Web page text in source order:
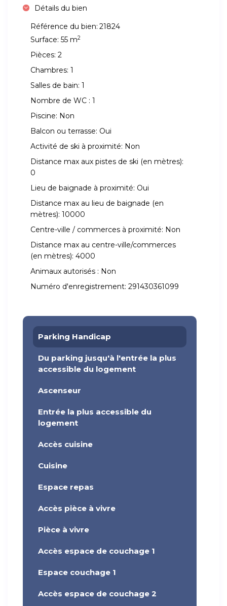
Détails du bien
Référence du bien: 21824
Surface: 55 m2
Pièces: 2
Chambres: 1
Salles de bain: 1
Nombre de WC : 1
Piscine: Non
Balcon ou terrasse: Oui
Activité de ski à proximité: Non
Distance max aux pistes de ski (en mètres):
0
Lieu de baignade à proximité: Oui
Distance max au lieu de baignade (en
mètres): 10000
Centre-ville / commerces à proximité: Non
Distance max au centre-ville/commerces
(en mètres): 4000
Animaux autorisés : Non
Numéro d'enregistrement: 291430361099
Parking Handicap
Du parking jusqu'à l'entrée la plus
accessible du logement
Ascenseur
Entrée la plus accessible du
logement
Accès cuisine
Cuisine
Espace repas
Accès pièce à vivre
Pièce à vivre
Accès espace de couchage 1
Espace couchage 1
Accès espace de couchage 2